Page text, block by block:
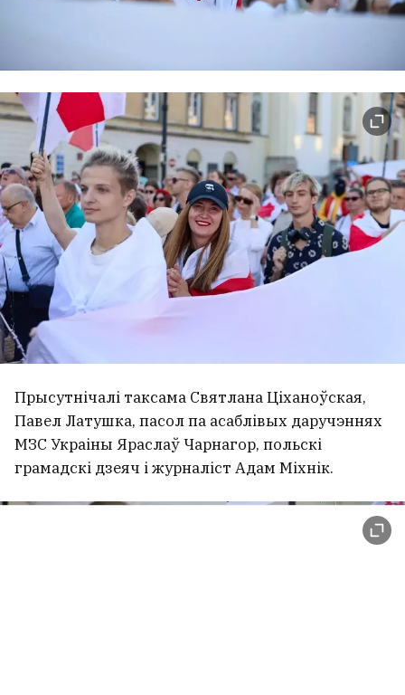
Прысутнічалі таксама Святлана Ціханоўская,
Павел Латушка, пасол па асаблівых даручэннях
МЗС Украіны Яраслаў Чарнагор, польскі
грамадскі дзеяч і журналіст Адам Міхнік.